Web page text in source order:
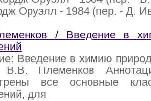
Оруэлл - 1984 (пер. - Д.
/ Введение в
Введение в химию
В.В. Племенков
все основные
для